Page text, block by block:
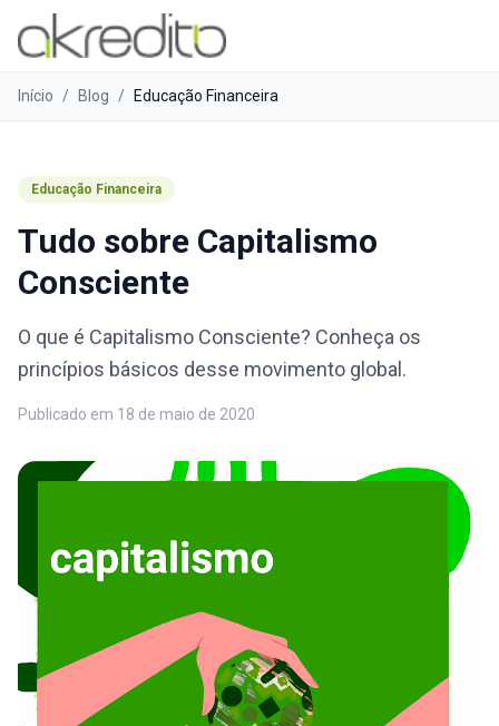
Início / Blog / Educação Financeira
Educação Financeira
Tudo sobre Capitalismo
Consciente
O que é Capitalismo Consciente? Conheça os
princípios básicos desse movimento global.
Publicado em 18 de maio de 2020